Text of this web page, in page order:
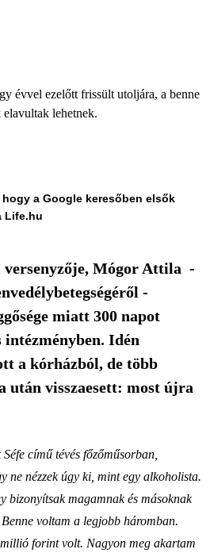
évvel ezelőtt frissült utoljára, a benne
lehetnek.
a Google keresőben elsők
Life.hu
versenyzője, Mógor Attila -
-
miatt 300 napot
Idén
a kórházból, de több
után visszaesett: most újra
című tévés főzőműsorban,
ne nézzek úgy ki, mint egy alkoholista.
bizonyítsak magamnak és másoknak
voltam a legjobb háromban.
forint volt. Nagyon meg akartam